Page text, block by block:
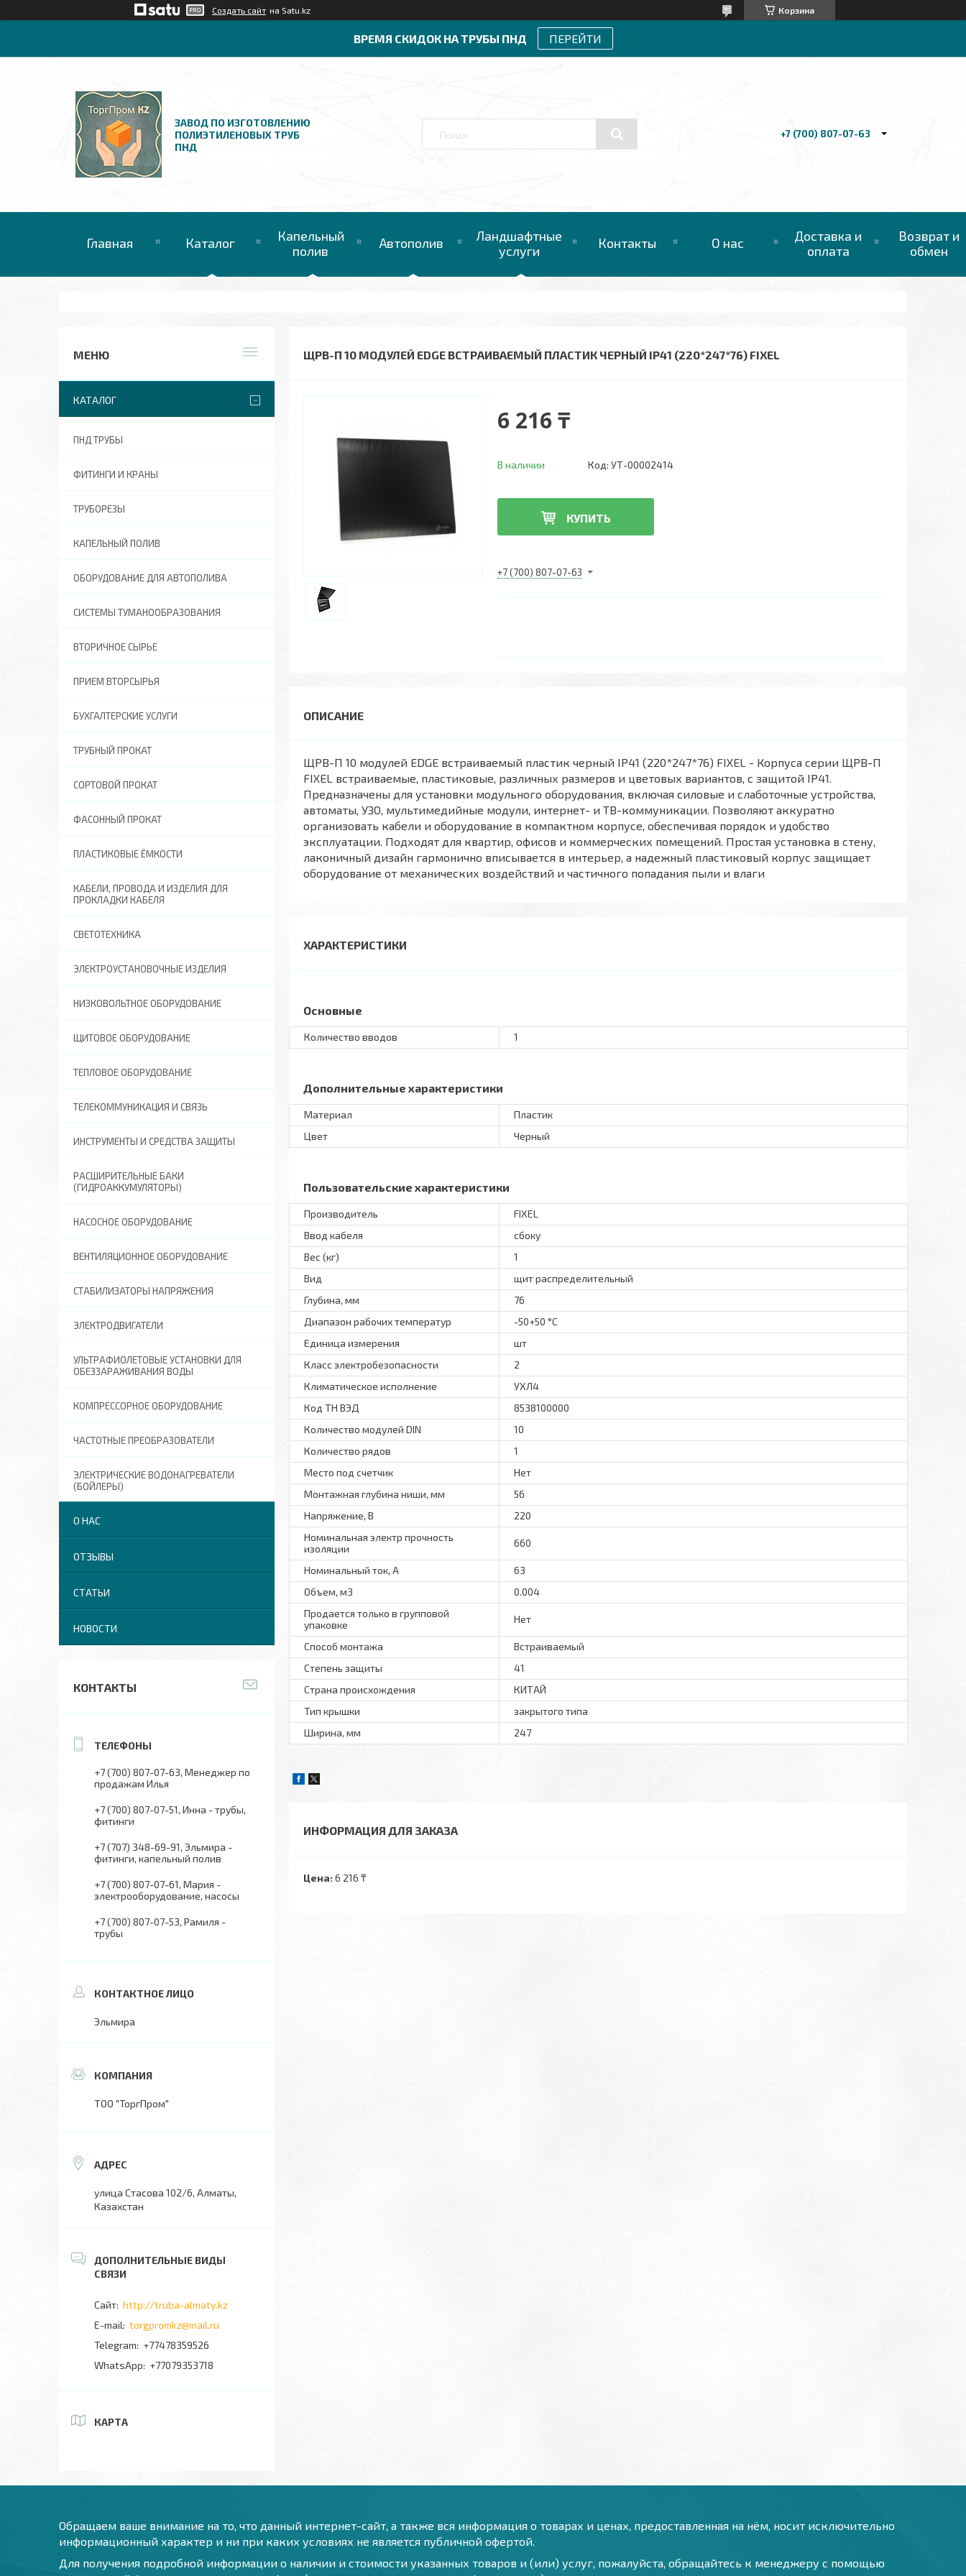
Создать сайт на Satu.kz Корзина
ВРЕМЯ СКИДОК НА ТРУБЫ ПНД ПЕРЕЙТИ
ЗАВОД ПО ИЗГОТОВЛЕНИЮ
ПОЛИЭТИЛЕНОВЫХ ТРУБ
ПНД
+7 (700) 807-07-63
Главная Каталог
Капельный
полив
Автополив
Ландшафтные
услуги
Контакты О нас
Доставка и
оплата
Возврат и
обмен
ЩРВ-П 10 МОДУЛЕЙ EDGE ВСТРАИВАЕМЫЙ ПЛАСТИК ЧЕРНЫЙ IP41 (220*247*76) FIXEL
6 216 ₸
В наличии Код: УТ-00002414
КУПИТЬ
+7 (700) 807-07-63
ЩРВ-П 10 модулей EDGE встраиваемый пластик черный IP41 (220*247*76) FIXEL - Корпуса серии ЩРВ-П
FIXEL встраиваемые, пластиковые, различных размеров и цветовых вариантов, с защитой IP41.
Предназначены для установки модульного оборудования, включая силовые и слаботочные устройства,
автоматы, УЗО, мультимедийные модули, интернет- и ТВ-коммуникации. Позволяют аккуратно
организовать кабели и оборудование в компактном корпусе, обеспечивая порядок и удобство
эксплуатации. Подходят для квартир, офисов и коммерческих помещений. Простая установка в стену,
лаконичный дизайн гармонично вписывается в интерьер, а надежный пластиковый корпус защищает
оборудование от механических воздействий и частичного попадания пыли и влаги
ХАРАКТЕРИСТИКИ
Основные
Количество вводов 1
Дополнительные характеристики
Материал
Пластик
Цвет
Черный
Пользовательские характеристики
Производитель
FIXEL
Ввод кабеля
сбоку
Вес (кг)
1
Вид
щит распределительный
Глубина, мм
76
Диапазон рабочих температур
-50+50 °C
Единица измерения
шт
Класс электробезопасности
2
Климатическое исполнение
УХЛ4
Код ТН ВЭД
8538100000
Количество модулей DIN
10
Количество рядов
1
Место под счетчик
Нет
Монтажная глубина ниши, мм
56
Напряжение, В
220
Номинальная электр прочность
изоляции
660
Номинальный ток, А
63
Объем, м3
0.004
Продается только в групповой
упаковке
Нет
Способ монтажа
Встраиваемый
Степень защиты
41
Страна происхождения
КИТАЙ
Тип крышки
закрытого типа
Ширина, мм
247
ИНФОРМАЦИЯ ДЛЯ ЗАКАЗА
Цена: 6 216 ₸
КАТАЛОГ
ПНД ТРУБЫ
ФИТИНГИ И КРАНЫ
ТРУБОРЕЗЫ
КАПЕЛЬНЫЙ ПОЛИВ
ОБОРУДОВАНИЕ ДЛЯ АВТОПОЛИВА
СИСТЕМЫ ТУМАНООБРАЗОВАНИЯ
ВТОРИЧНОЕ СЫРЬЕ
ПРИЕМ ВТОРСЫРЬЯ
БУХГАЛТЕРСКИЕ УСЛУГИ
ТРУБНЫЙ ПРОКАТ
СОРТОВОЙ ПРОКАТ
ФАСОННЫЙ ПРОКАТ
ПЛАСТИКОВЫЕ ЁМКОСТИ
КАБЕЛИ, ПРОВОДА И ИЗДЕЛИЯ ДЛЯ
ПРОКЛАДКИ КАБЕЛЯ
СВЕТОТЕХНИКА
ЭЛЕКТРОУСТАНОВОЧНЫЕ ИЗДЕЛИЯ
НИЗКОВОЛЬТНОЕ ОБОРУДОВАНИЕ
ЩИТОВОЕ ОБОРУДОВАНИЕ
ТЕПЛОВОЕ ОБОРУДОВАНИЕ
ТЕЛЕКОММУНИКАЦИЯ И СВЯЗЬ
ИНСТРУМЕНТЫ И СРЕДСТВА ЗАЩИТЫ
РАСШИРИТЕЛЬНЫЕ БАКИ
(ГИДРОАККУМУЛЯТОРЫ)
НАСОСНОЕ ОБОРУДОВАНИЕ
ВЕНТИЛЯЦИОННОЕ ОБОРУДОВАНИЕ
СТАБИЛИЗАТОРЫ НАПРЯЖЕНИЯ
ЭЛЕКТРОДВИГАТЕЛИ
УЛЬТРАФИОЛЕТОВЫЕ УСТАНОВКИ ДЛЯ
ОБЕЗЗАРАЖИВАНИЯ ВОДЫ
КОМПРЕССОРНОЕ ОБОРУДОВАНИЕ
ЧАСТОТНЫЕ ПРЕОБРАЗОВАТЕЛИ
ЭЛЕКТРИЧЕСКИЕ ВОДОНАГРЕВАТЕЛИ
(БОЙЛЕРЫ)
О НАС
ОТЗЫВЫ
СТАТЬИ
НОВОСТИ
КОНТАКТЫ
+7 (700) 807-07-63 Менеджер по
продажам Илья
+7 (700) 807-07-51 Инна - трубы,
фитинги
+7 (707) 348-69-91 Эльмира -
фитинги, капельный полив
+7 (700) 807-07-61 Мария -
электрооборудование, насосы
+7 (700) 807-07-53 Рамиля -
трубы
Эльмира
ТОО "ТоргПром"
улица Стасова 102/6, Алматы,
Казахстан
http://truba-almaty.kz
torgpromkz@mail.ru
+77478359526
+77079353718
КАРТА
Обращаем ваше внимание на то, что данный интернет-сайт, а также вся информация о товарах и ценах, предоставленная на нём, носит исключительно
информационный характер и ни при каких условиях не является публичной офертой.
Для получения подробной информации о наличии и стоимости указанных товаров и (или) услуг, пожалуйста, обращайтесь к менеджеру с помощью